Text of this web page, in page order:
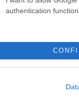
authentication
της οδήγησης
ελαφριάς
κύλισης για
επιδεικνύουν
θερινό
μείωση των
παραδοσιακά